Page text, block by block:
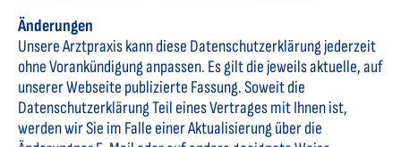
Änderungen
Unsere Arztpraxis kann diese Datenschutzerklärung jederzeit
ohne Vorankündigung anpassen. Es gilt die jeweils aktuelle, auf
unserer Webseite publizierte Fassung. Soweit die
Datenschutzerklärung Teil eines Vertrages mit Ihnen ist,
werden wir Sie im Falle einer Aktualisierung über die